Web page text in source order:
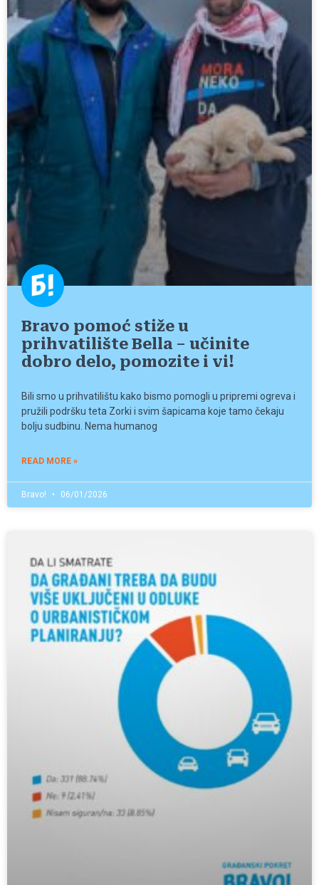
Bravo pomoć stiže u
prihvatilište Bella – učinite
dobro delo, pomozite i vi!
Bili smo u prihvatilištu kako bismo pomogli u pripremi ogreva i
pružili podršku teta Zorki i svim šapicama koje tamo čekaju
bolju sudbinu. Nema humanog
READ MORE »
Bravo! 06/01/2026